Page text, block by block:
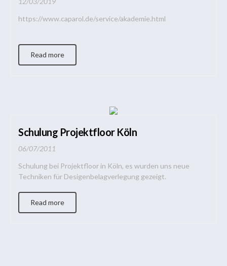
https://www.caparol.de/service/akademie.html
Read more
Schulung Projektfloor Köln
06/07/2011
Schulung bei Projektfloor in Köln, es wurden uns neue
Techniken für Desigenbelagverlegung gezeigt.
Read more